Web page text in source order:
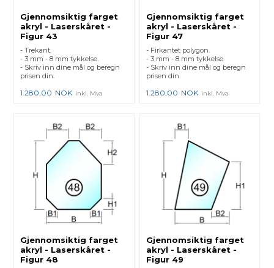
Gjennomsiktig farget
akryl - Laserskåret -
Figur 43
- Trekant.
- 3 mm - 8 mm tykkelse.
- Skriv inn dine mål og beregn
prisen din.
1.280,00 NOK inkl. Mva
Gjennomsiktig farget
akryl - Laserskåret -
Figur 47
- Firkantet polygon.
- 3 mm - 8 mm tykkelse.
- Skriv inn dine mål og beregn
prisen din.
1.280,00 NOK inkl. Mva
Gjennomsiktig farget
akryl - Laserskåret -
Figur 48
Gjennomsiktig farget
akryl - Laserskåret -
Figur 49